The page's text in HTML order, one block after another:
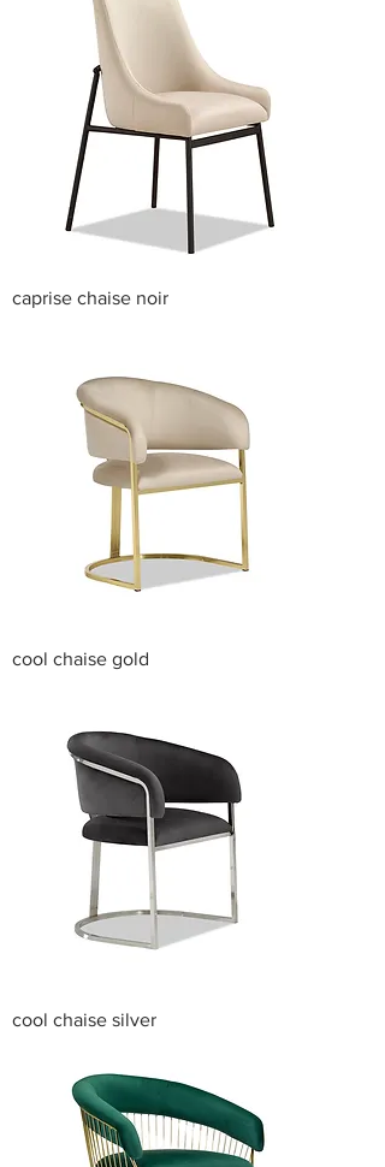
caprise chaise noir
cool chaise gold
cool chaise silver